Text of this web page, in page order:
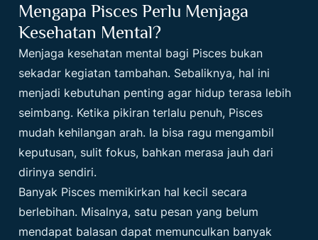
Mengapa Pisces Perlu Menjaga
Kesehatan Mental?
Menjaga kesehatan mental bagi Pisces bukan
sekadar kegiatan tambahan. Sebaliknya, hal ini
menjadi kebutuhan penting agar hidup terasa lebih
seimbang. Ketika pikiran terlalu penuh, Pisces
mudah kehilangan arah. Ia bisa ragu mengambil
keputusan, sulit fokus, bahkan merasa jauh dari
dirinya sendiri.
Banyak Pisces memikirkan hal kecil secara
berlebihan. Misalnya, satu pesan yang belum
mendapat balasan dapat memunculkan banyak